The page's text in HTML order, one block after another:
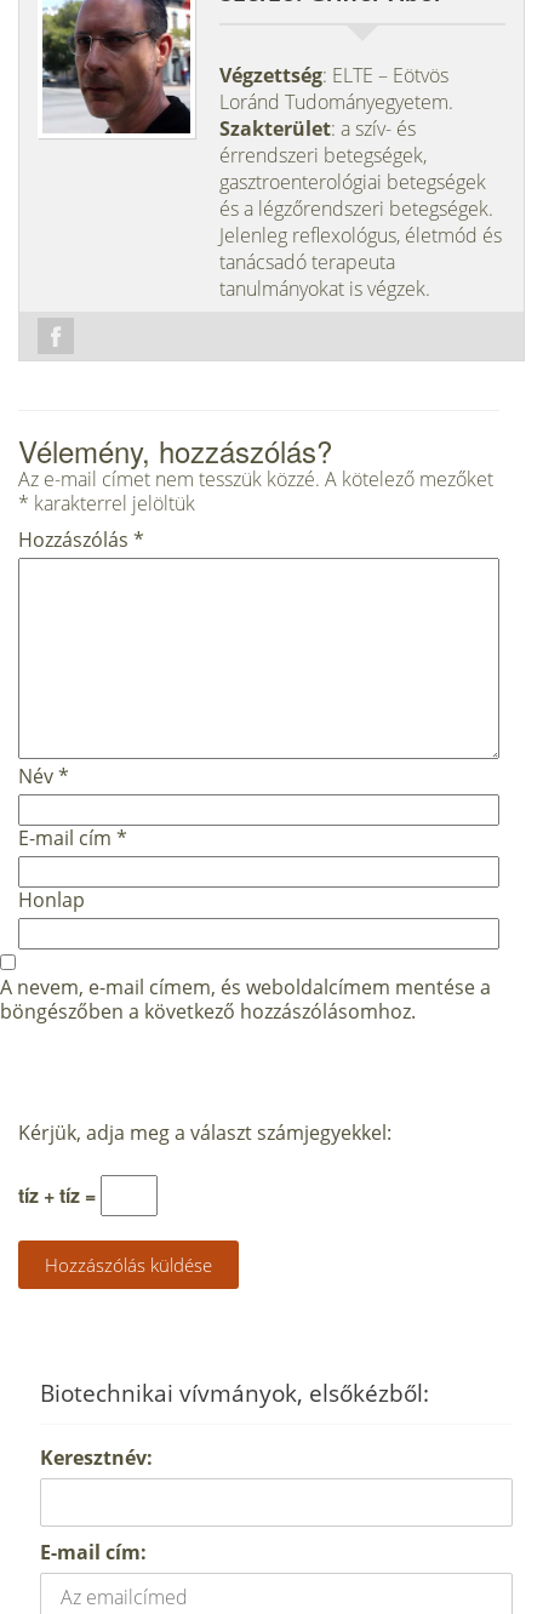
Végzettség: ELTE – Eötvös
Loránd Tudományegyetem.
Szakterület: a szív- és
érrendszeri betegségek,
gasztroenterológiai betegségek
és a légzőrendszeri betegségek.
Jelenleg reflexológus, életmód és
tanácsadó terapeuta
tanulmányokat is végzek.
Vélemény, hozzászólás?
Az e-mail címet nem tesszük közzé. A kötelező mezőket
* karakterrel jelöltük
Hozzászólás *
Név*
E-mail cím *
Honlap
A nevem, e-mail címem, és weboldalcímem mentése a
böngészőben a következő hozzászólásomhoz.
Kérjük, adja meg a választ számjegyekkel:
tíz + tíz =
Biotechnikai vívmányok, elsőkézből:
Keresztnév:
E-mail cím: